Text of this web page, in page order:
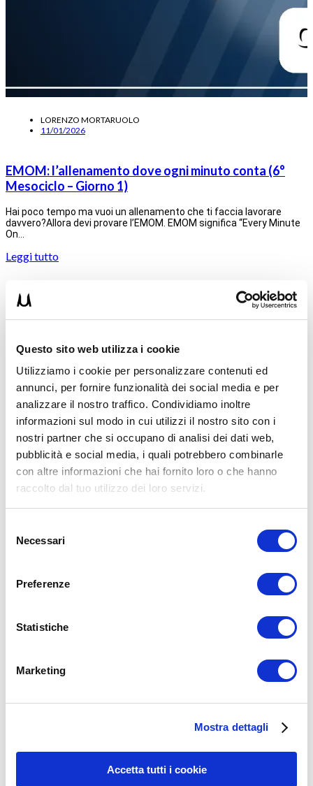
Questo sito web utilizza i cookie
Utilizziamo i cookie per personalizzare contenuti ed
annunci, per fornire funzionalità dei social media e per
analizzare il nostro traffico. Condividiamo inoltre
informazioni sul modo in cui utilizzi il nostro sito con i
nostri partner che si occupano di analisi dei dati web,
pubblicità e social media, i quali potrebbero combinarle
con altre informazioni che hai fornito loro o che hanno
raccolto dal tuo utilizzo dei loro servizi.
delNecessari
Preferenze
Statistiche
Marketing
Mostra dettagli
Accetta tutti i cookie
LORENZO MORTARUOLO
11/01/2026
EMOM: l’allenamento dove ogni minuto conta (6°
Mesociclo – Giorno 1)
Hai poco tempo ma vuoi un allenamento che ti faccia lavorare
davvero?Allora devi provare l’EMOM. EMOM significa “Every Minute
On…
Leggi tutto